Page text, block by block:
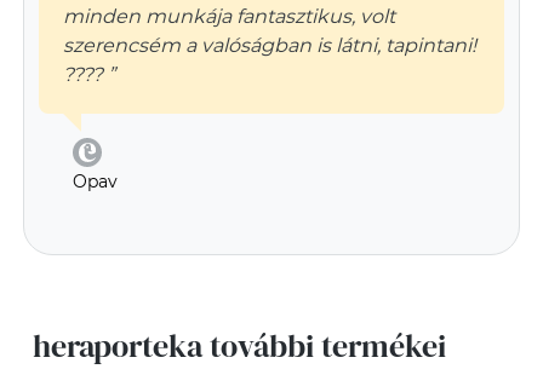
minden munkája fantasztikus, volt
szerencsém a valóságban is látni, tapintani!
???? ”
Opav
heraporteka további termékei